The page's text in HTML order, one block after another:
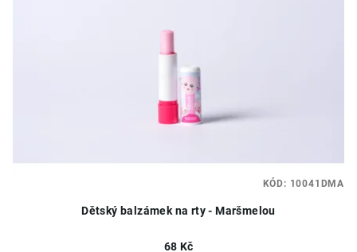
Dětský balzámek na rty - Maršmelou
68 Kč
KÓD: 10041DMA